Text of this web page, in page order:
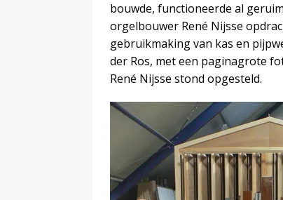
bouwde, functioneerde al
orgelbouwer René Nijsse
gebruikmaking van kas en
der Ros, met een paginagrote
René Nijsse stond opgesteld.